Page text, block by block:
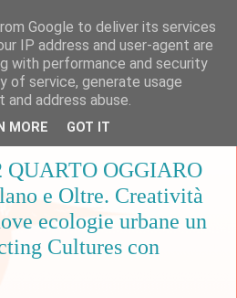
QUARTO OGGIARO
e Oltre. Creatività
ecologie urbane un
Cultures con
Google to deliver its services
IP address and user-agent are
with performance and security
of service, generate usage
address abuse.
MORE GOT IT